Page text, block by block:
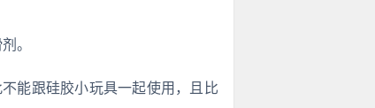
。
能跟硅胶小玩具一起使用，且比